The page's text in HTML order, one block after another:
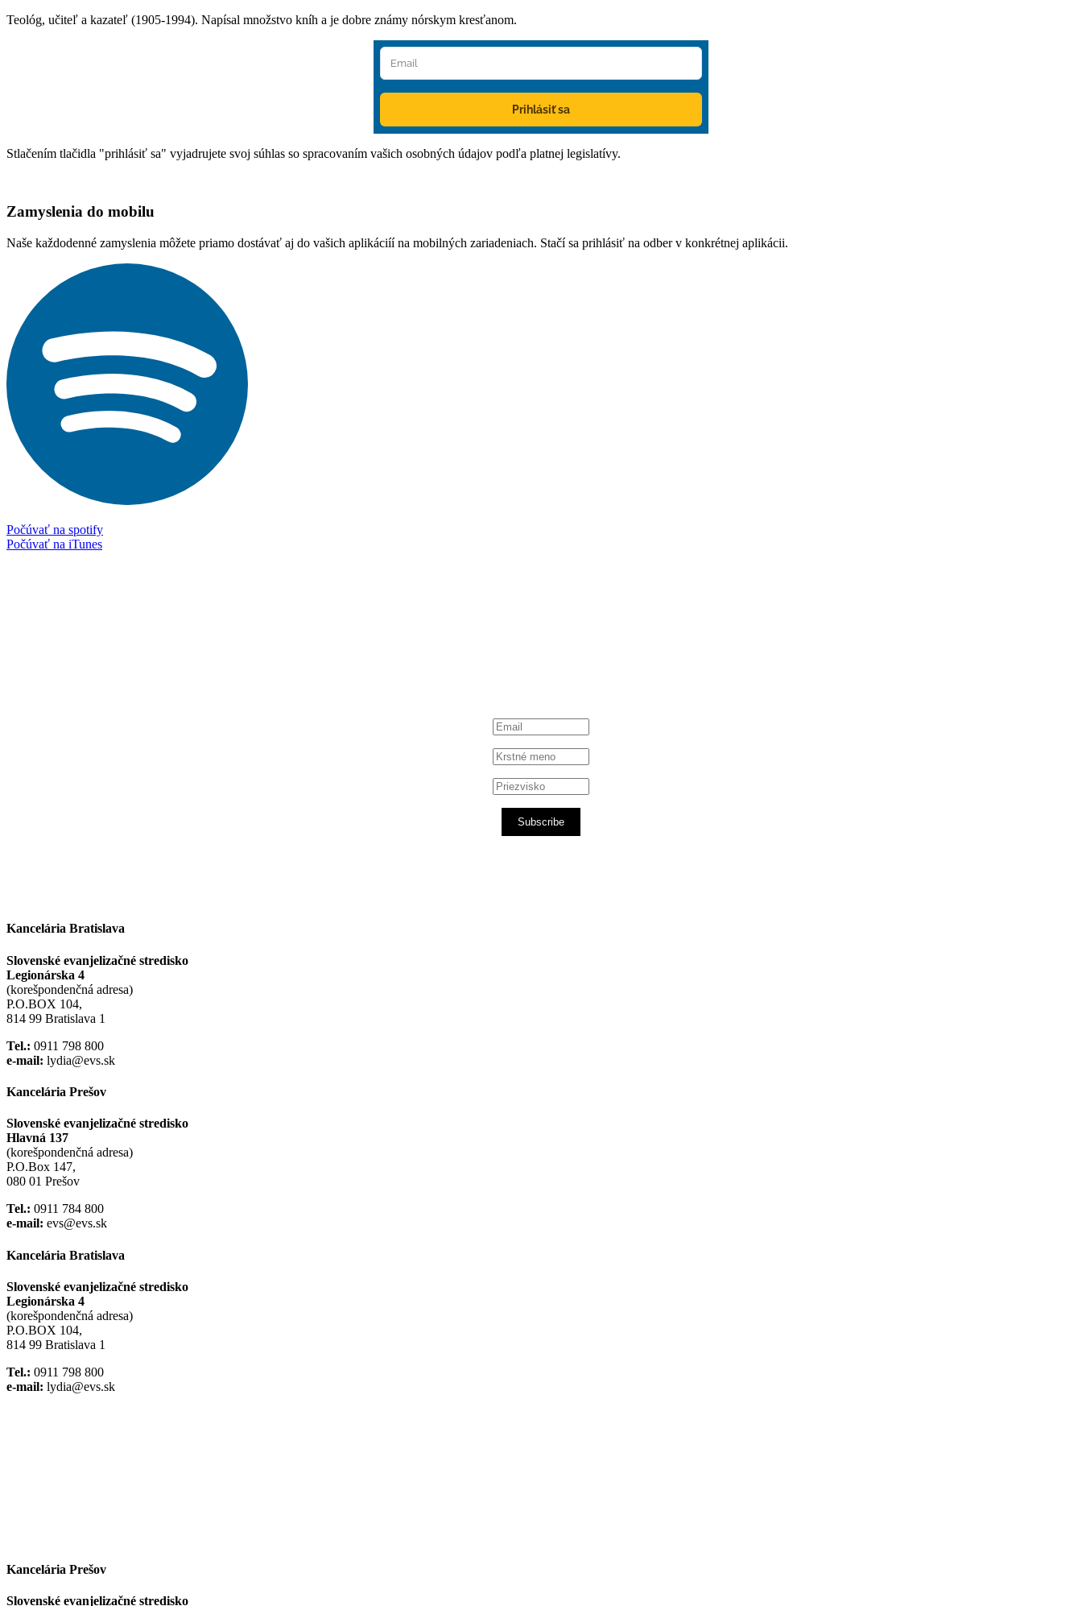
Teológ, učiteľ a kazateľ (1905-1994). Napísal množstvo kníh a je dobre známy nórskym kresťanom.
Prihlásiť sa
Stlačením tlačidla "prihlásiť sa" vyjadrujete svoj súhlas so spracovaním vašich osobných údajov podľa platnej legislatívy.
Zamyslenia do mobilu
Naše každodenné zamyslenia môžete priamo dostávať aj do vašich aplikáciíí na mobilných zariadeniach. Stačí sa prihlásiť na odber v konkrétnej aplikácii.
Počúvať na spotify
Počúvať na iTunes
Subscribe
Kancelária Bratislava
Slovenské evanjelizačné stredisko
Legionárska 4
(korešpondenčná adresa)
P.O.BOX 104,
814 99 Bratislava 1
Tel.: 0911 798 800
e-mail: lydia@evs.sk
Kancelária Prešov
Slovenské evanjelizačné stredisko
Hlavná 137
(korešpondenčná adresa)
P.O.Box 147,
080 01 Prešov
Tel.: 0911 784 800
e-mail: evs@evs.sk
Kancelária Bratislava
Slovenské evanjelizačné stredisko
Legionárska 4
(korešpondenčná adresa)
P.O.BOX 104,
814 99 Bratislava 1
Tel.: 0911 798 800
e-mail: lydia@evs.sk
Kancelária Prešov
Slovenské evanjelizačné stredisko